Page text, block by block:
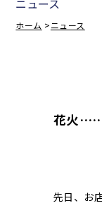
ニュース
ホーム ニュース
花火
先日、お